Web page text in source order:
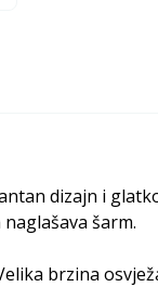
dizajn i
šarm.
brzina